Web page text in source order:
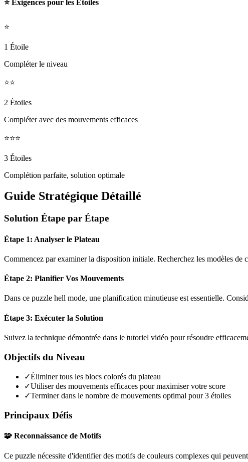
⭐ Exigences pour les Étoiles
⭐
1 Étoile
Compléter le niveau
⭐⭐
2 Étoiles
Compléter avec des mouvements efficaces
⭐⭐⭐
3 Étoiles
Complétion parfaite, solution optimale
Guide Stratégique Détaillé
Solution Étape par Étape
Étape 1: Analyser le Plateau
Commencez par examiner la disposition initiale. Recherchez les modèles de
Étape 2: Planifier Vos Mouvements
Dans ce puzzle hell mode, une planification minutieuse est essentielle.
Étape 3: Exécuter la Solution
Suivez la technique démontrée dans le tutoriel vidéo pour résoudre
Objectifs du Niveau
✓Éliminer tous les blocs colorés du plateau
✓Utiliser des mouvements efficaces pour maximiser votre score
✓Terminer dans le nombre de mouvements optimal pour 3 étoiles
Principaux Défis
🧩 Reconnaissance de Motifs
Ce puzzle nécessite d'identifier des motifs de couleurs complexes qui